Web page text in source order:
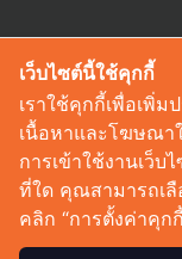
เว็บไซต์นี้ใช้คุกกี้
เราใช้คุกกี้เพื่อเพิ่
เนื้อหาและโฆษณา
การเข้าใช้งานเว็บ
ที่ใด คุณสามารถเ
คลิก “การตั้งค่าคุก